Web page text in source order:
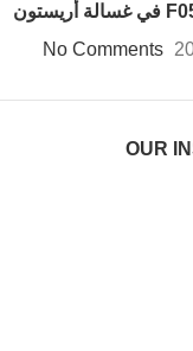
No Comments
OUR